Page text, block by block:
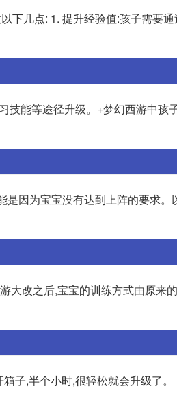
下几点: 1. 提升经验值:孩子需要
技能等途径升级。+梦幻西游中孩
因为宝宝没有达到上阵的要求
大改之后,宝宝的训练方式由原来
子,半个小时,很轻松就会升级了